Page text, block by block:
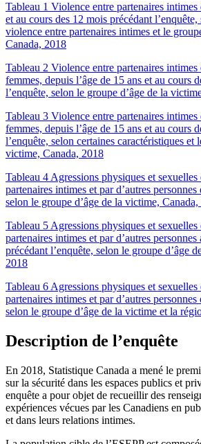
Tableau 1 Violence entre partenaires intimes
et au cours des 12 mois précédant
violence entre partenaires intimes et le
Canada, 2018
Tableau 2 Violence entre partenaires
femmes, depuis l’âge de 15 ans et au cours
l’enquête, selon le groupe d’âge de la
Tableau 3 Violence entre partenaires
femmes, depuis l’âge de 15 ans et au cours
l’enquête, selon certaines caractéristiques et
victime, Canada, 2018
Tableau 4 Agressions physiques et sexuelles
partenaires intimes et par d’autres personnes
selon le groupe d’âge de la victime,
Tableau 5 Agressions physiques et sexuelles
partenaires intimes et par d’autres
précédant l’enquête, selon le groupe d’âge
2018
Tableau 6 Agressions physiques et sexuelles
partenaires intimes et par d’autres personnes
selon le groupe d’âge de la victime et la
Description de l’enquête
En 2018, Statistique Canada a mené le
sur la sécurité dans les espaces publics et
enquête a pour objet de recueillir des
expériences vécues par les Canadiens en
et dans leurs relations intimes.